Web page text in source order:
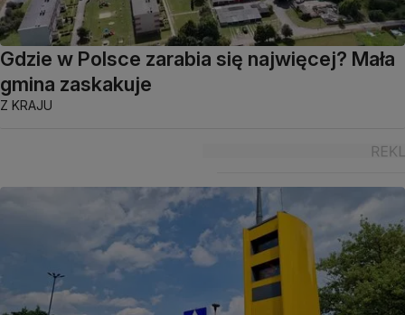
Gdzie w Polsce zarabia się najwięcej? Mała
gmina zaskakuje
Z KRAJU